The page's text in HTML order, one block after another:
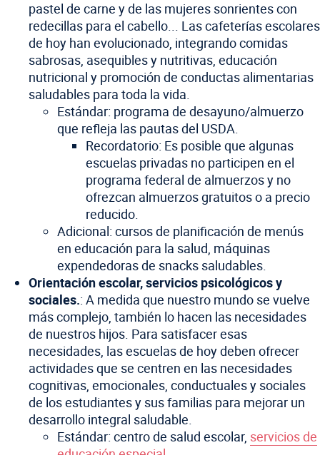
pastel de carne y de las mujeres sonrientes con
redecillas para el cabello... Las cafeterías escolares
de hoy han evolucionado, integrando comidas
sabrosas, asequibles y nutritivas, educación
nutricional y promoción de conductas alimentarias
saludables para toda la vida.
Estándar: programa de desayuno/almuerzo
que refleja las pautas del USDA.
Recordatorio: Es posible que algunas
escuelas privadas no participen en el
programa federal de almuerzos y no
ofrezcan almuerzos gratuitos o a precio
reducido.
Adicional: cursos de planificación de menús
en educación para la salud, máquinas
expendedoras de snacks saludables.
Orientación escolar, servicios psicológicos y
sociales.: A medida que nuestro mundo se vuelve
más complejo, también lo hacen las necesidades
de nuestros hijos. Para satisfacer esas
necesidades, las escuelas de hoy deben ofrecer
actividades que se centren en las necesidades
cognitivas, emocionales, conductuales y sociales
de los estudiantes y sus familias para mejorar un
desarrollo integral saludable.
Estándar: centro de salud escolar, servicios de